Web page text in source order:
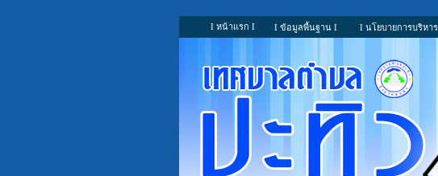
I หน้าแรก I I ข้อมูลพื้นฐาน I I นโยบายการบริหา